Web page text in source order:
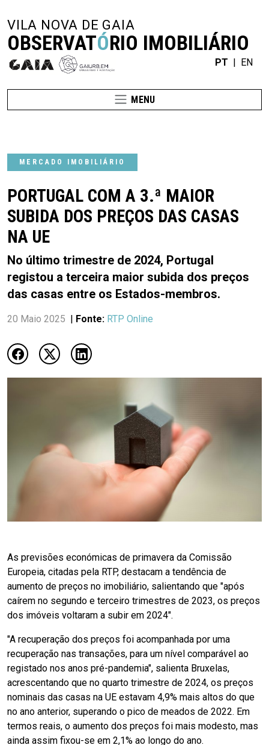
VILA NOVA DE GAIA
OBSERVATÓRIO IMOBILIÁRIO
PT | EN
MENU
MERCADO IMOBILIÁRIO
PORTUGAL COM A 3.ª MAIOR
SUBIDA DOS PREÇOS DAS CASAS
NA UE
No último trimestre de 2024, Portugal
registou a terceira maior subida dos preços
das casas entre os Estados-membros.
20 Maio 2025 | Fonte: RTP Online
As previsões económicas de primavera da Comissão
Europeia, citadas pela RTP, destacam a tendência de
aumento de preços no imobiliário, salientando que "após
caírem no segundo e terceiro trimestres de 2023, os preços
dos imóveis voltaram a subir em 2024".
"A recuperação dos preços foi acompanhada por uma
recuperação nas transações, para um nível comparável ao
registado nos anos pré-pandemia", salienta Bruxelas,
acrescentando que no quarto trimestre de 2024, os preços
nominais das casas na UE estavam 4,9% mais altos do que
no ano anterior, superando o pico de meados de 2022. Em
termos reais, o aumento dos preços foi mais modesto, mas
ainda assim fixou-se em 2,1% ao longo do ano.